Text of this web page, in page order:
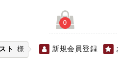
0
ト 様 新規会員登録